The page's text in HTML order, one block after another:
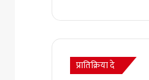
प्रातिक्रिया दे